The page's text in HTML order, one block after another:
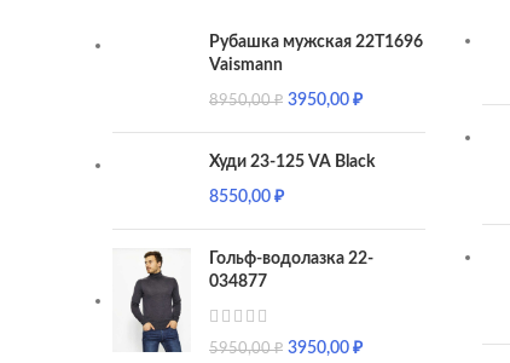
Рубашка мужская 22T1696
Vaismann
8950,00₽ 3950,00 ₽
Худи 23-125 VA Black
8550,00 ₽
Гольф-водолазка 22-
034877
5950,00₽ 3950,00 ₽